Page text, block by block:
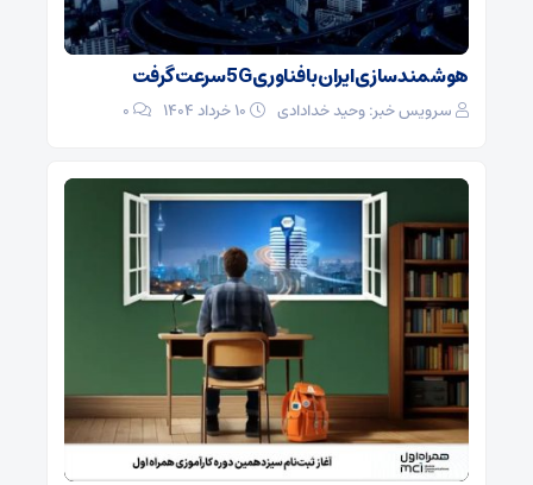
هوشمندسازی ایران با فناوری 5G سرعت گرفت
سرویس خبر: وحید خدادادی 0